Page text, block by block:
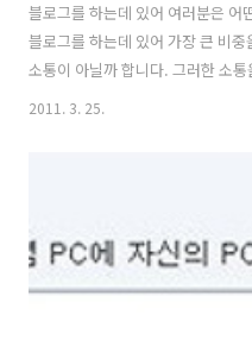
블로그를 하는데 있어 여러분은 어
블로그를 하는데 있어 가장 큰 비
소통이 아닐까 합니다. 그러한 소
다른 소통의 폭을 넓힐 수 있는 기
감사하다는 말씀 전해 드리며... 아
블로그 마실 가실분은 http://
2011. 3. 25.